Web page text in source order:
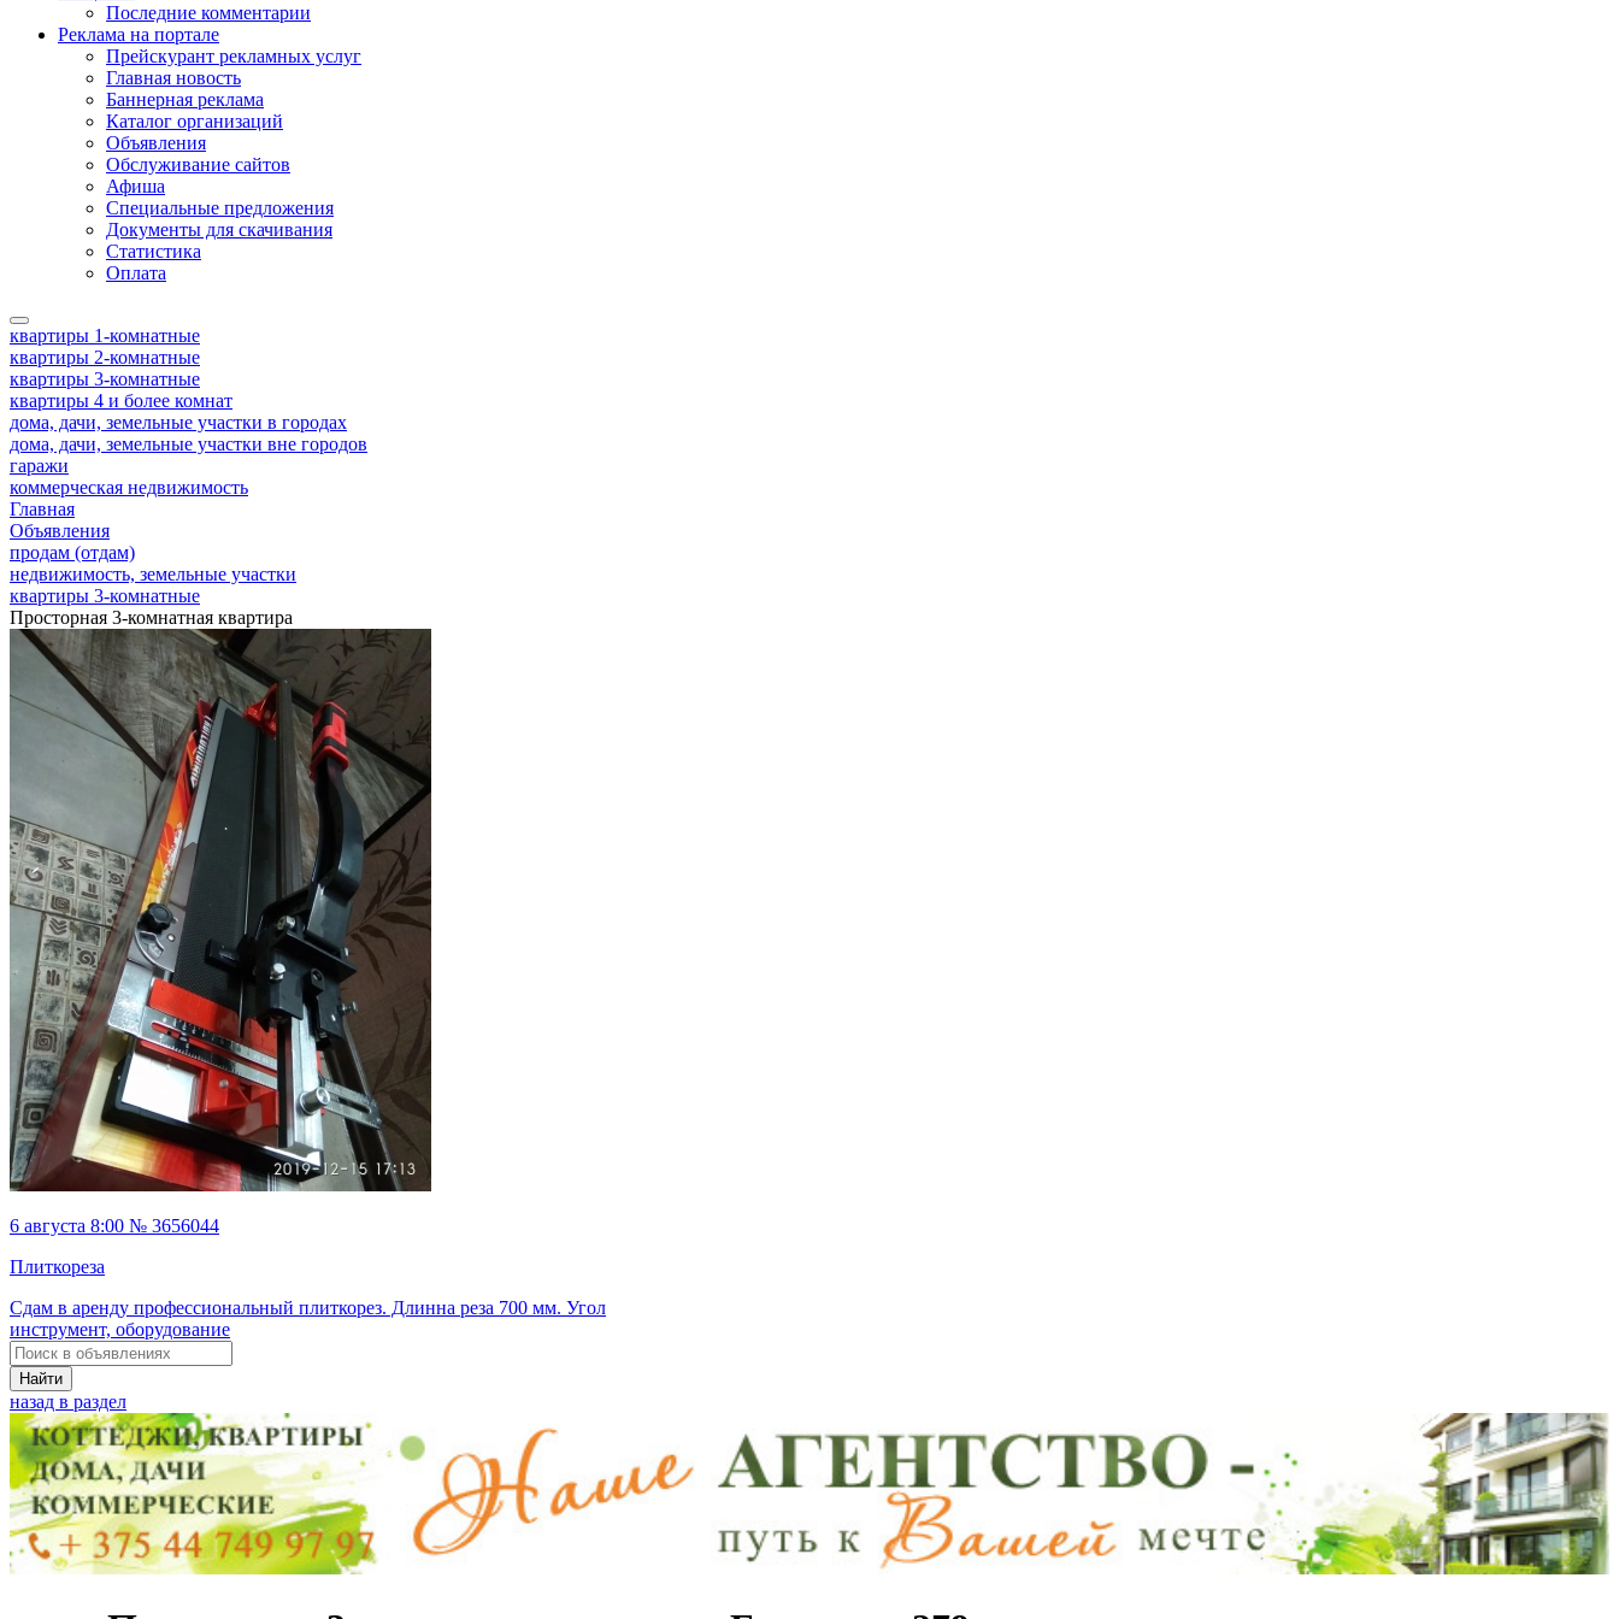
Последние комментарии
Реклама на портале
Прейскурант рекламных услуг
Главная новость
Баннерная реклама
Каталог организаций
Объявления
Обслуживание сайтов
Афиша
Специальные предложения
Документы для скачивания
Статистика
Оплата
квартиры 1-комнатные
квартиры 2-комнатные
квартиры 3-комнатные
квартиры 4 и более комнат
дома, дачи, земельные участки в городах
дома, дачи, земельные участки вне городов
гаражи
коммерческая недвижимость
Главная
Объявления
продам (отдам)
недвижимость, земельные участки
квартиры 3-комнатные
Просторная 3-комнатная квартира
6 августа 8:00 № 3656044
Плиткореза
Сдам в аренду профессиональный плиткорез. Длинна реза 700 мм. Угол
инструмент, оборудование
Найти
назад в раздел